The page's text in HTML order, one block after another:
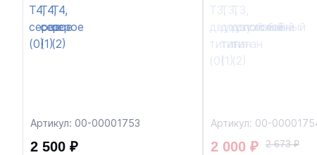
Артикул: 00-00001753
2 500 ₽
Артикул: 00-
2 000 ₽ 2 673 ₽